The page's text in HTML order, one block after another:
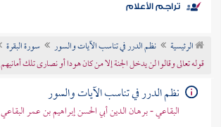
موضوعي
تراجم الأعلام
الرئيسية نظم الدرر في تناسب الآيات والسور
سورة البقرة
قوله تعالى وقالوا لن يدخل الجنة إلا من كان هودا أو نصارى تلك أمانيهم
نظم الدرر في تناسب الآيات والسور
البقاعي - برهان الدين أبي الحسن إبراهيم بن عمر البقاعي